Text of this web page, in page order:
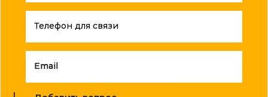
Телефон для связи
Email